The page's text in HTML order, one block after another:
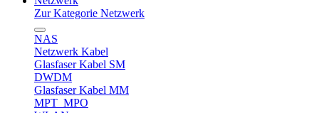
Zur Kategorie Netzwerk
NAS
Netzwerk Kabel
Glasfaser Kabel SM
DWDM
Glasfaser Kabel MM
MPT_MPO